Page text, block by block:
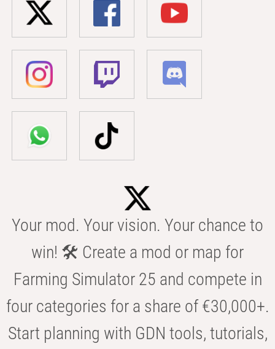
Your mod. Your vision. Your chance to
win! 🛠️ Create a mod or map for
Farming Simulator 25 and compete in
four categories for a share of €30,000+.
Start planning with GDN tools, tutorials,